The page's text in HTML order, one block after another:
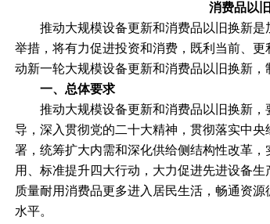
消费品以旧
推动大规模设备更新和消费品以旧换新是
举措，将有力促进投资和消费，既利当前、
动新一轮大规模设备更新和消费品以旧换新，
一、总体要求
推动大规模设备更新和消费品以旧换新，
导，深入贯彻党的二十大精神，贯彻落实中
署，统筹扩大内需和深化供给侧结构性改革
用、标准提升四大行动，大力促进先进设备
质量耐用消费品更多进入居民生活，畅通资
水平。